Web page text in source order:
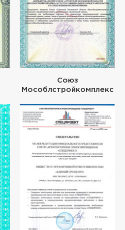
Союз
Мособлстройкомплекс